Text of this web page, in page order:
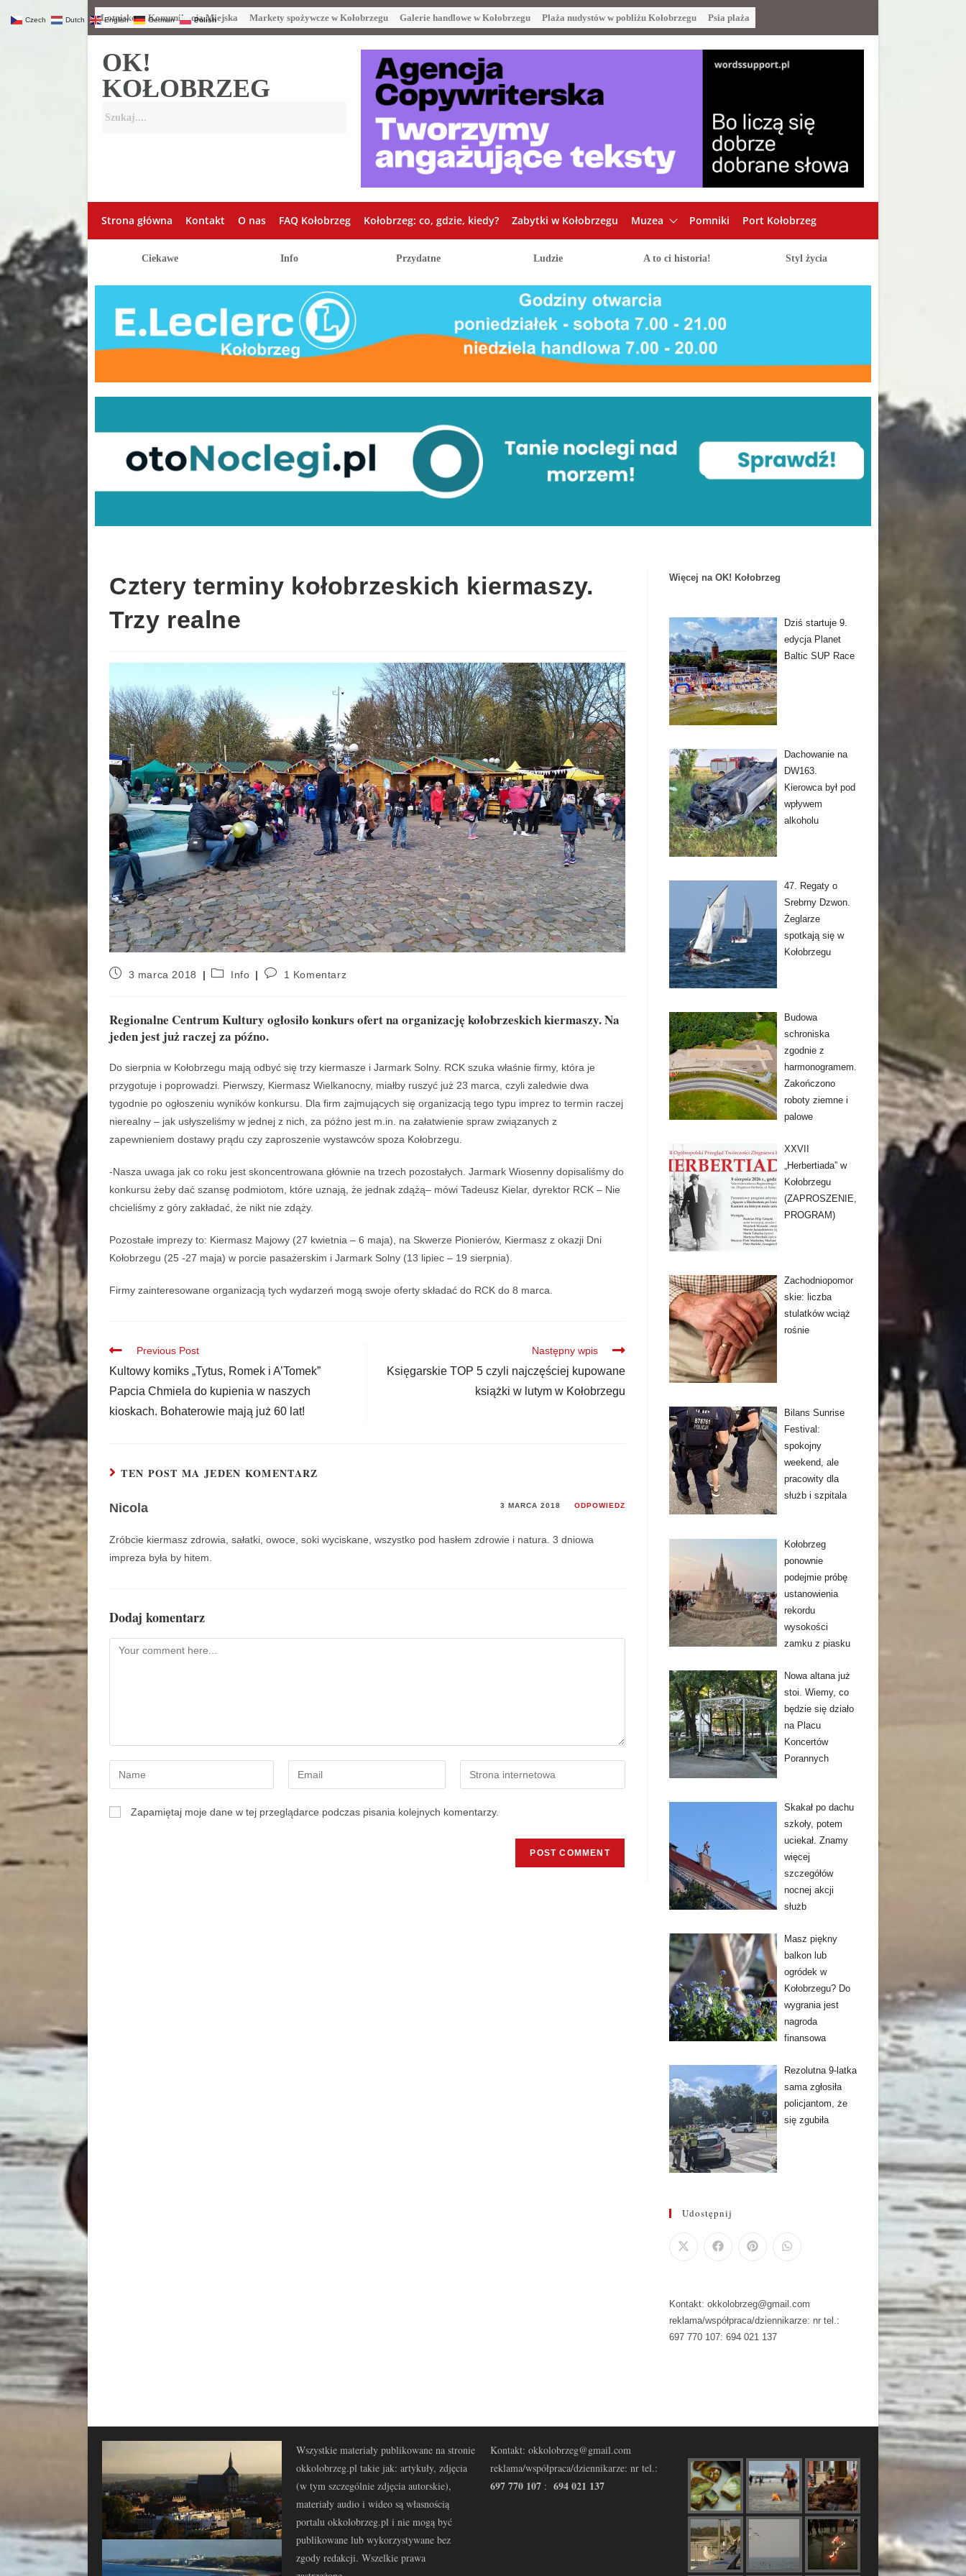
Lotnisko Komunikacja Miejska Markety spożywcze w Kołobrzegu Galerie handlowe w Kołobrzegu Plaża nudystów w pobliżu Kołobrzegu Psia plaża
OK!
KOŁOBRZEG
Strona główna Kontakt O nas FAQ Kołobrzeg Kołobrzeg: co, gdzie, kiedy? Zabytki w Kołobrzegu Muzea Pomniki Port Kołobrzeg
Ciekawe Info Przydatne Ludzie A to ci historia! Styl życia
Cztery terminy kołobrzeskich kiermaszy.
Trzy realne
3 marca 2018 Info 1 Komentarz
Regionalne Centrum Kultury ogłosiło konkurs ofert na organizację kołobrzeskich kiermaszy. Na
jeden jest już raczej za późno.
Do sierpnia w Kołobrzegu mają odbyć się trzy kiermasze i Jarmark Solny. RCK szuka właśnie firmy, która je
przygotuje i poprowadzi. Pierwszy, Kiermasz Wielkanocny, miałby ruszyć już 23 marca, czyli zaledwie dwa
tygodnie po ogłoszeniu wyników konkursu. Dla firm zajmujących się organizacją tego typu imprez to termin raczej
nierealny – jak usłyszeliśmy w jednej z nich, za późno jest m.in. na załatwienie spraw związanych z
zapewnieniem dostawy prądu czy zaproszenie wystawców spoza Kołobrzegu.
-Nasza uwaga jak co roku jest skoncentrowana głównie na trzech pozostałych. Jarmark Wiosenny dopisaliśmy do
konkursu żeby dać szansę podmiotom, które uznają, że jednak zdążą– mówi Tadeusz Kielar, dyrektor RCK – Nie
chcieliśmy z góry zakładać, że nikt nie zdąży.
Pozostałe imprezy to: Kiermasz Majowy (27 kwietnia – 6 maja), na Skwerze Pionierów, Kiermasz z okazji Dni
Kołobrzegu (25 -27 maja) w porcie pasażerskim i Jarmark Solny (13 lipiec – 19 sierpnia).
Firmy zainteresowane organizacją tych wydarzeń mogą swoje oferty składać do RCK do 8 marca.
Previous Post
Kultowy komiks „Tytus, Romek i A’Tomek”
Papcia Chmiela do kupienia w naszych
kioskach. Bohaterowie mają już 60 lat!
Następny wpis
Księgarskie TOP 5 czyli najczęściej kupowane
książki w lutym w Kołobrzegu
TEN POST MA JEDEN KOMENTARZ
Nicola 3 MARCA 2018 ODPOWIEDZ
Zróbcie kiermasz zdrowia, sałatki, owoce, soki wyciskane, wszystko pod hasłem zdrowie i natura. 3 dniowa
impreza była by hitem.
Dodaj komentarz
Zapamiętaj moje dane w tej przeglądarce podczas pisania kolejnych komentarzy.
Więcej na OK! Kołobrzeg
Dziś startuje 9.
edycja Planet
Baltic SUP Race
Dachowanie na
DW163.
Kierowca był pod
wpływem
alkoholu
47. Regaty o
Srebrny Dzwon.
Żeglarze
spotkają się w
Kołobrzegu
Budowa
schroniska
zgodnie z
harmonogramem.
Zakończono
roboty ziemne i
palowe
XXVII
„Herbertiada” w
Kołobrzegu
(ZAPROSZENIE,
PROGRAM)
Zachodniopomor
skie: liczba
stulatków wciąż
rośnie
Bilans Sunrise
Festival:
spokojny
weekend, ale
pracowity dla
służb i szpitala
Kołobrzeg
ponownie
podejmie próbę
ustanowienia
rekordu
wysokości
zamku z piasku
Nowa altana już
stoi. Wiemy, co
będzie się działo
na Placu
Koncertów
Porannych
Skakał po dachu
szkoły, potem
uciekał. Znamy
więcej
szczegółów
nocnej akcji
służb
Masz piękny
balkon lub
ogródek w
Kołobrzegu? Do
wygrania jest
nagroda
finansowa
Rezolutna 9-latka
sama zgłosiła
policjantom, że
się zgubiła
Udostępnij
Kontakt: okkolobrzeg@gmail.com
reklama/współpraca/dziennikarze: nr tel.:
697 770 107: 694 021 137
Wszystkie materiały publikowane na stronie
okkolobrzeg.pl takie jak: artykuły, zdjęcia
(w tym szczególnie zdjęcia autorskie),
materiały audio i wideo są własnością
portalu okkolobrzeg.pl i nie mogą być
publikowane lub wykorzystywane bez
zgody redakcji. Wszelkie prawa
Kontakt: okkolobrzeg@gmail.com
reklama/współpraca/dziennikarze: nr tel.:
697 770 107 : 694 021 137
Czech Dutch English German Polish